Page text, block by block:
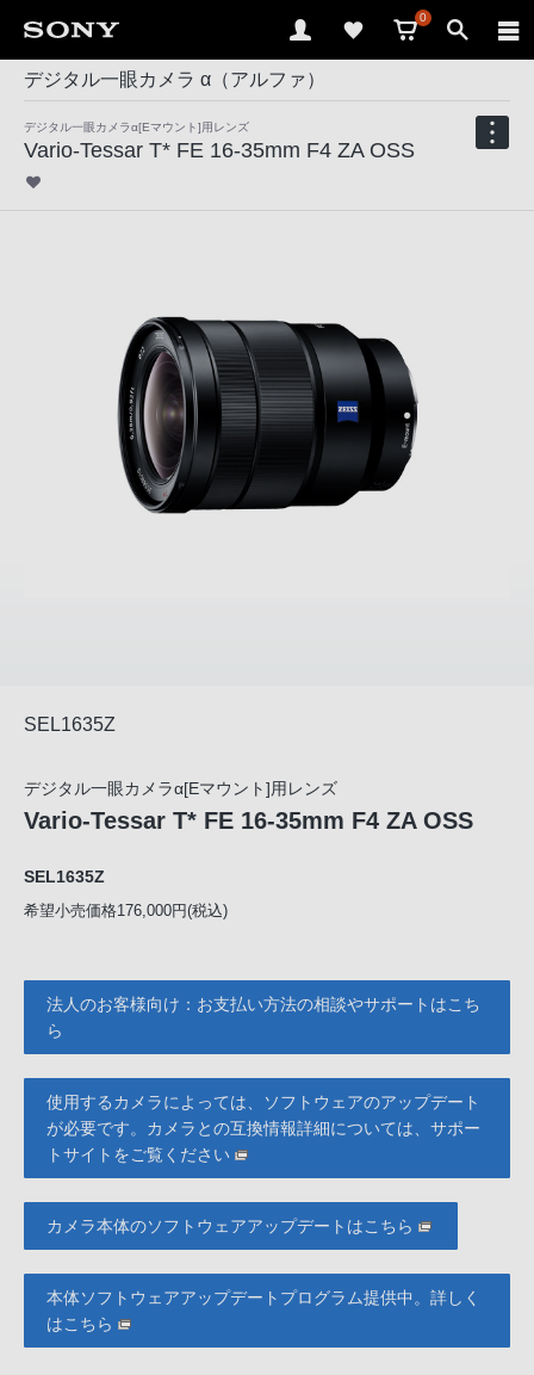
0
デジタル一眼カメラ α（アルファ）
デジタル一眼カメラα[Eマウント]用レンズ
Vario-Tessar T* FE 16-35mm F4 ZA OSS
SEL1635Z
デジタル一眼カメラα[Eマウント]用レンズ
Vario-Tessar T* FE 16-35mm F4 ZA OSS
SEL1635Z
希望小売価格176,000円(税込)
法人のお客様向け：お支払い方法の相談やサポートはこち
ら
使用するカメラによっては、ソフトウェアのアップデート
が必要です。カメラとの互換情報詳細については、サポー
トサイトをご覧ください
カメラ本体のソフトウェアアップデートはこちら
本体ソフトウェアアップデートプログラム提供中。詳しく
はこちら